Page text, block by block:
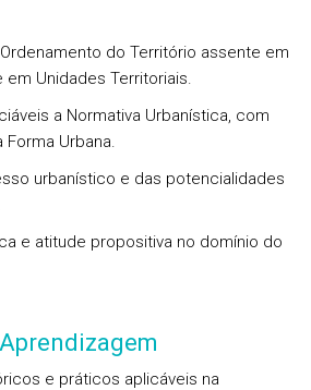
do Território assente em
em Unidades Territoriais.
a Normativa Urbanística, com
Urbana.
urbanístico e das potencialidades
e atitude propositiva no domínio do
e práticos aplicáveis na